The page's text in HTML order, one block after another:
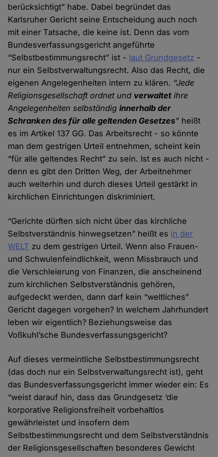
berücksichtigt” habe. Dabei begründet das
Karlsruher Gericht seine Entscheidung auch noch
mit einer Tatsache, die keine ist. Denn das vom
Bundesverfassungsgericht angeführte
“Selbstbestimmungsrecht” ist - laut Grundgesetz -
nur ein Selbstverwaltungsrecht. Also das Recht, die
eigenen Angelegenheiten intern zu klären. “Jede
Religionsgesellschaft ordnet und verwaltet ihre
Angelegenheiten selbständiginnerhalb der
Schranken des für alle geltenden Gesetzes” heißt
es im Artikel 137 GG. Das Arbeitsrecht - so könnte
man dem gestrigen Urteil entnehmen, scheint kein
“für alle geltendes Recht” zu sein. Ist es auch nicht -
denn es gibt den Dritten Weg, der Arbeitnehmer
auch weiterhin und durch dieses Urteil gestärkt in
kirchlichen Einrichtungen diskriminiert.
“Gerichte dürften sich nicht über das kirchliche
Selbstverständnis hinwegsetzen” heißt es in der
WELT zu dem gestrigen Urteil. Wenn also Frauen-
und Schwulenfeindlichkeit, wenn Missbrauch und
die Verschleierung von Finanzen, die anscheinend
zum kirchlichen Selbstverständnis gehören,
aufgedeckt werden, dann darf kein “weltliches”
Gericht dagegen vorgehen? In welchem Jahrhundert
leben wir eigentlich? Beziehungsweise das
Voßkuhl’sche Bundesverfassungsgericht?
Auf dieses vermeintliche Selbstbestimmungsrecht
(das doch nur ein Selbstverwaltungsrecht ist), geht
das Bundesverfassungsgericht immer wieder ein: Es
“weist darauf hin, dass das Grundgesetz ‘die
korporative Religionsfreiheit vorbehaltlos
gewährleistet und insofern dem
Selbstbestimmungsrecht und dem Selbstverständnis
der Religionsgesellschaften besonderes Gewicht